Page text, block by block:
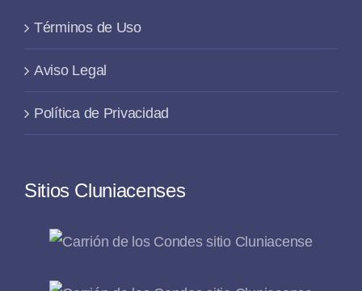
Términos de Uso
Aviso Legal
Política de Privacidad
Sitios Cluniacenses